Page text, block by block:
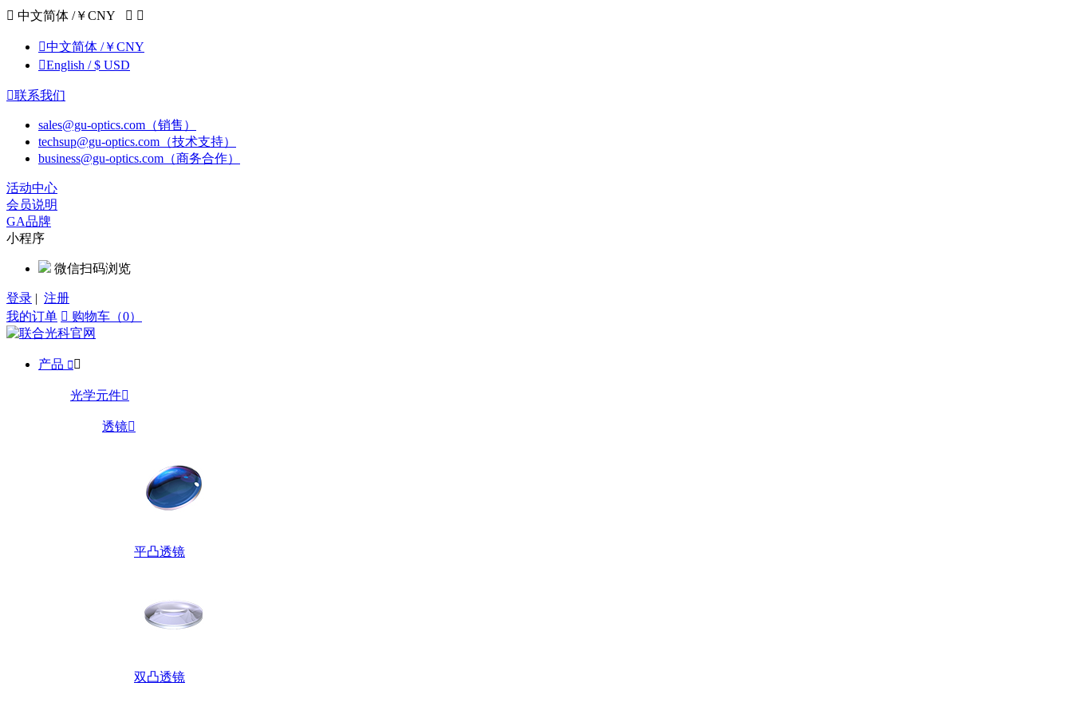
 中文简体 /￥CNY  
中文简体 /￥CNY
English / $ USD
联系我们
sales@gu-optics.com（销售）
techsup@gu-optics.com（技术支持）
business@gu-optics.com（商务合作）
活动中心
会员说明
GA品牌
小程序
微信扫码浏览
登录 | 注册
我的订单  购物车（0）
产品  
光学元件
透镜
平凸透镜
双凸透镜